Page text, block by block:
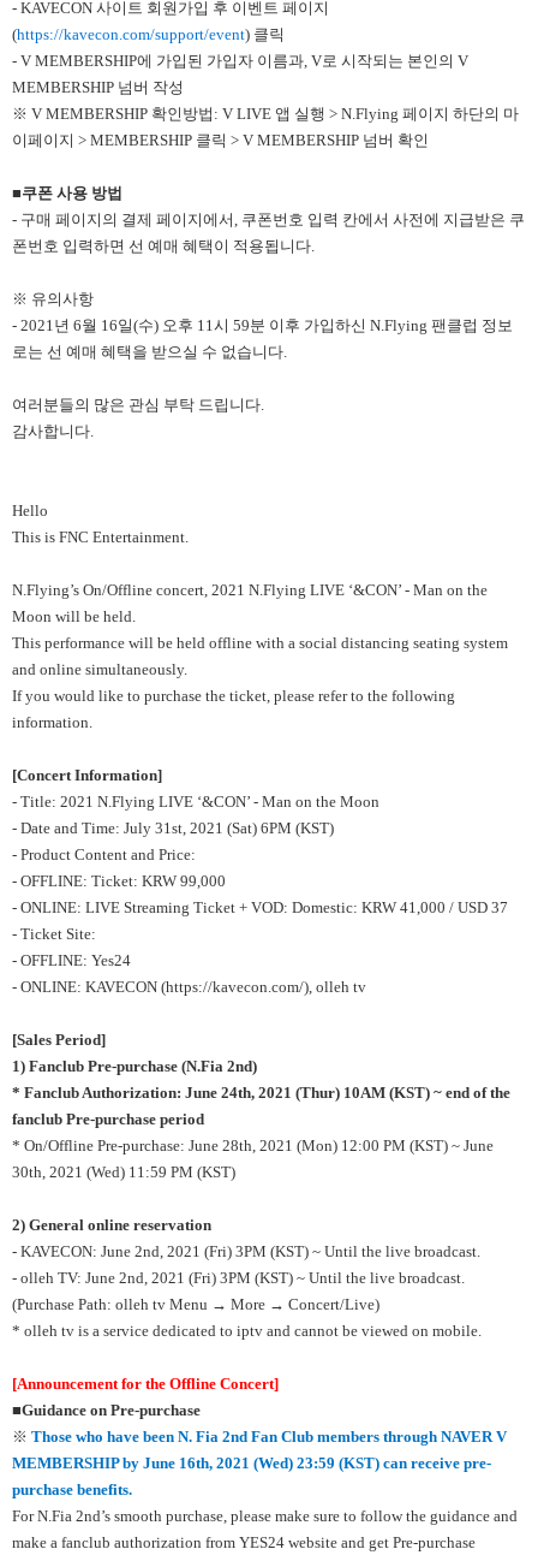
- KAVECON 사이트 회원가입 후 이벤트 페이지
(https://kavecon.com/support/event) 클릭
- V MEMBERSHIP에 가입된 가입자 이름과, V로 시작되는 본인의 V
MEMBERSHIP 넘버 작성
※ V MEMBERSHIP 확인방법: V LIVE 앱 실행 > N.Flying 페이지 하단의 마
이페이지 > MEMBERSHIP 클릭 > V MEMBERSHIP 넘버 확인
■쿠폰 사용 방법
- 구매 페이지의 결제 페이지에서, 쿠폰번호 입력 칸에서 사전에 지급받은 쿠
폰번호 입력하면 선 예매 혜택이 적용됩니다.
※ 유의사항
- 2021년 6월 16일(수) 오후 11시 59분 이후 가입하신 N.Flying 팬클럽 정보
로는 선 예매 혜택을 받으실 수 없습니다.
여러분들의 많은 관심 부탁 드립니다.
감사합니다.
Hello
This is FNC Entertainment.
N.Flying’s On/Offline concert, 2021 N.Flying LIVE ‘&CON’ - Man on the
Moon will be held.
This performance will be held offline with a social distancing seating system
and online simultaneously.
If you would like to purchase the ticket, please refer to the following
information.
[Concert Information]
- Title: 2021 N.Flying LIVE ‘&CON’ - Man on the Moon
- Date and Time: July 31st, 2021 (Sat) 6PM (KST)
- Product Content and Price:
- OFFLINE: Ticket: KRW 99,000
- ONLINE: LIVE Streaming Ticket + VOD: Domestic: KRW 41,000 / USD 37
- Ticket Site:
- OFFLINE: Yes24
- ONLINE: KAVECON (https://kavecon.com/), olleh tv
[Sales Period]
1) Fanclub Pre-purchase (N.Fia 2nd)
* Fanclub Authorization: June 24th, 2021 (Thur) 10AM (KST) ~ end of the
fanclub Pre-purchase period
* On/Offline Pre-purchase: June 28th, 2021 (Mon) 12:00 PM (KST) ~ June
30th, 2021 (Wed) 11:59 PM (KST)
2) General online reservation
- KAVECON: June 2nd, 2021 (Fri) 3PM (KST) ~ Until the live broadcast.
- olleh TV: June 2nd, 2021 (Fri) 3PM (KST) ~ Until the live broadcast.
(Purchase Path: olleh tv Menu → More → Concert/Live)
* olleh tv is a service dedicated to iptv and cannot be viewed on mobile.
[Announcement for the Offline Concert]
■Guidance on Pre-purchase
※ Those who have been N. Fia 2nd Fan Club members through NAVER V
MEMBERSHIP by June 16th, 2021 (Wed) 23:59 (KST) can receive pre-
purchase benefits.
For N.Fia 2nd’s smooth purchase, please make sure to follow the guidance and
make a fanclub authorization from YES24 website and get Pre-purchase